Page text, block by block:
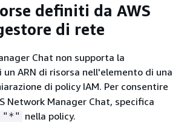
definiti da AWS
di rete
Chat non supporta la
un ARN di risorsa nell'elemento di una
di policy IAM. Per consentire
Network Manager Chat, specifica
"*" nella policy.